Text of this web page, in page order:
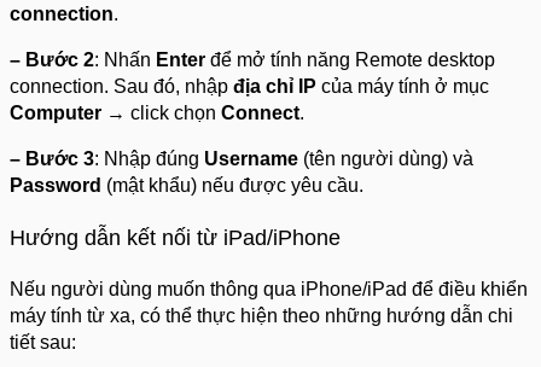
connection.
– Bước 2: Nhấn Enter để mở tính năng Remote desktop
connection. Sau đó, nhập địa chỉ IP của máy tính ở mục
Computer → click chọn Connect.
– Bước 3: Nhập đúng Username (tên người dùng) và
Password (mật khẩu) nếu được yêu cầu.
Hướng dẫn kết nối từ iPad/iPhone
Nếu người dùng muốn thông qua iPhone/iPad để điều khiển
máy tính từ xa, có thể thực hiện theo những hướng dẫn chi
tiết sau: